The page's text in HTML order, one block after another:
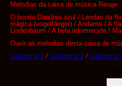
Melodias da caixa de música Reuge :
O bonito Danúbio azul / Lendas da
mágica (vogelfänger) / Andante / A
Lindenbaum / A bela adormecida /
Ouvir as melodias desta caixa de
Cilindro n°1 / Cilindro n°2 / Cilindro